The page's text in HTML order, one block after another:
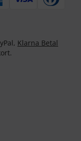
Klarna Betal